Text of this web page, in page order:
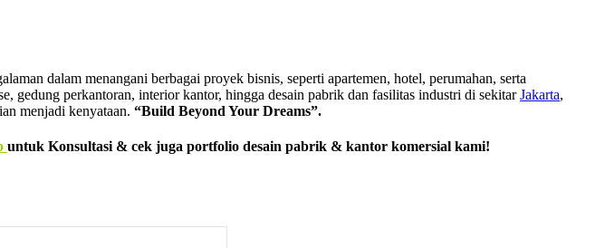
dalam menangani berbagai proyek bisnis, seperti apartemen, hotel, perumahan, serta
gedung perkantoran, interior kantor, hingga desain pabrik dan fasilitas industri di sekitarJakarta,
menjadi kenyataan. “Build Beyond Your Dreams”.
untuk Konsultasi & cek juga portfolio desain pabrik & kantor komersial kami!